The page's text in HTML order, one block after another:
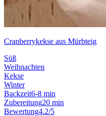
Cranberrykekse aus Mürbteig
Süß
Weihnachten
Kekse
Winter
Backzeit6-8 min
Zubereitung20 min
Bewertung4.2/5